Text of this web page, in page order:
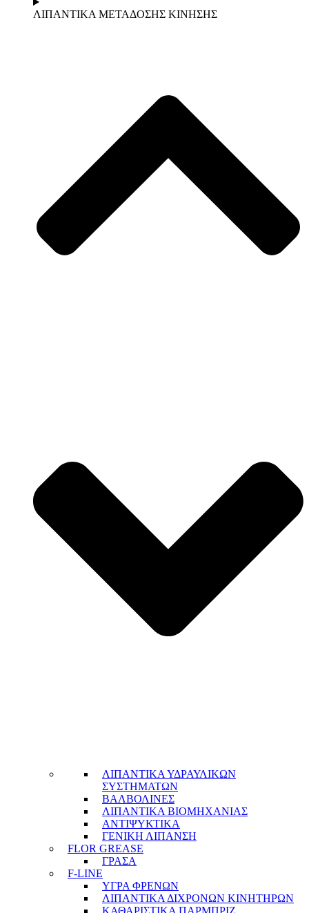
ΛΙΠΑΝΤΙΚΑ ΜΕΤΑΔΟΣΗΣ ΚΙΝΗΣΗΣ
ΛΙΠΑΝΤΙΚΑ ΥΔΡΑΥΛΙΚΩΝ
ΣΥΣΤΗΜΑΤΩΝ
ΒΑΛΒΟΛΙΝΕΣ
ΛΙΠΑΝΤΙΚΑ ΒΙΟΜΗΧΑΝΙΑΣ
ΑΝΤΙΨΥΚΤΙΚΑ
ΓΕΝΙΚΗ ΛΙΠΑΝΣΗ
FLOR GREASE
ΓΡΑΣΑ
F-LINE
ΥΓΡΑ ΦΡΕΝΩΝ
ΛΙΠΑΝΤΙΚΑ ΔΙΧΡΟΝΩΝ ΚΙΝΗΤΗΡΩΝ